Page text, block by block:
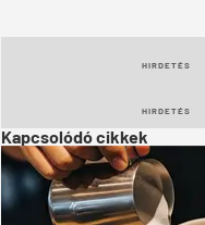
HIRDETÉS
HIRDETÉS
Kapcsolódó cikkek